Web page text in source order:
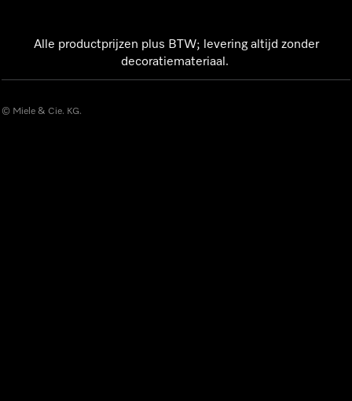
Alle productprijzen plus BTW; levering altijd zonder
decoratiemateriaal.
© Miele & Cie. KG.